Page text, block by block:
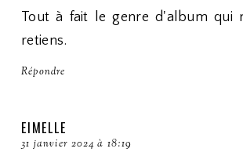
Tout à fait le genre d'album qui
retiens.
Répondre
EIMELLE
31 janvier 2024 à 18:19